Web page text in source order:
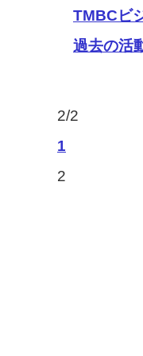
TMBCビ
過去の活
2/2
1
2